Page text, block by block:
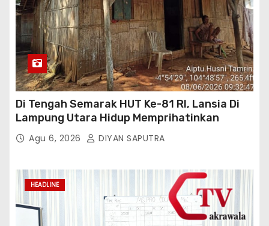
Di Tengah Semarak HUT Ke-81 RI, Lansia Di
Lampung Utara Hidup Memprihatinkan
Agu 6, 2026 DIYAN SAPUTRA
HEADLINE